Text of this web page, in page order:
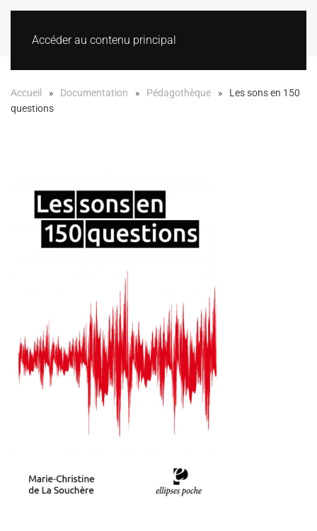
Accéder au contenu principal
Accueil Documentation Pédagothèque
Les sons en 150
questions